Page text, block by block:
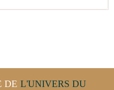
DE L'UNIVERS DU